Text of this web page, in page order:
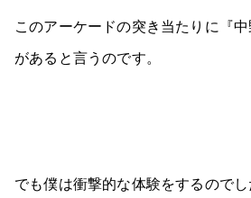
このアーケードの突き当たりに『中
があると言うのです。
でも僕は衝撃的な体験をするので